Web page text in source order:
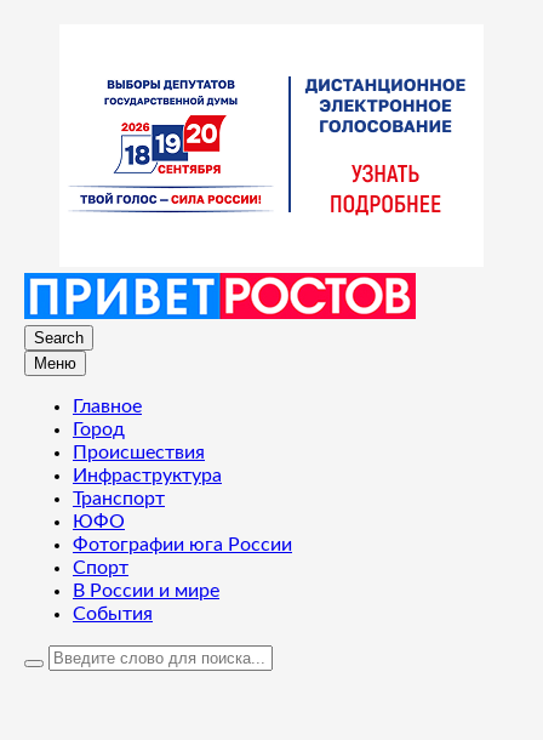
Search
Меню
Главное
Город
Происшествия
Инфраструктура
Транспорт
ЮФО
Фотографии юга России
Спорт
В России и мире
События